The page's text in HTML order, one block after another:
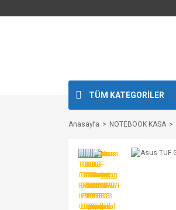
TÜM KATEGORİLER
Anasayfa NOTEBOOK KASA